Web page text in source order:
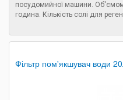
посудомийної машини.
година. Кількість солі для
Фільтр пом'якшувач води